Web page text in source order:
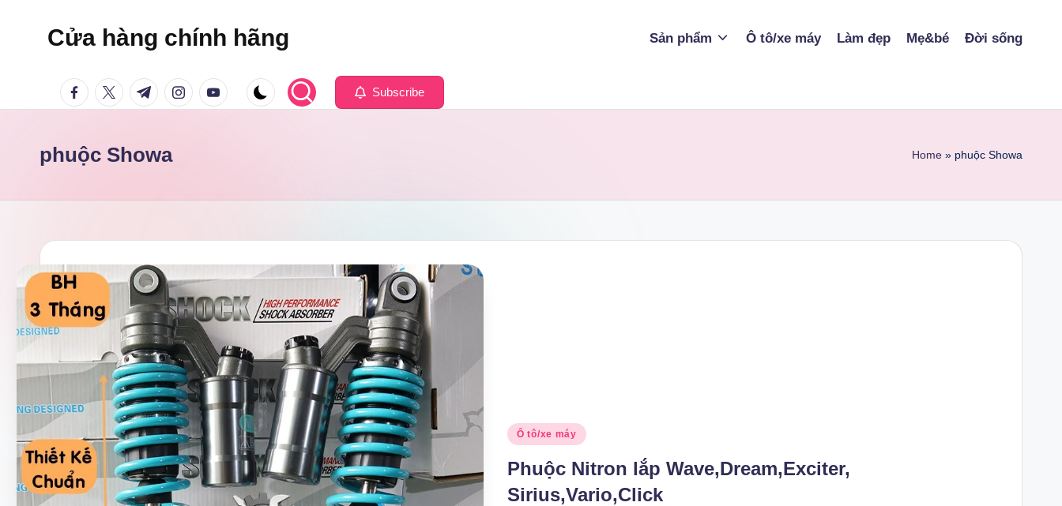
Cửa hàng chính hãng Sản phẩm Ô tô/xe máy Làm đẹp Mẹ&bé Đời sống
facebook.com
twitter.com
t.me instagram.com
youtube.com Subscribe
phuộc Showa Home » phuộc Showa
Posted
Ô tô/xe máy
Phuộc Nitron lắp Wave,Dream,Exciter,
Sirius,Vario,Click